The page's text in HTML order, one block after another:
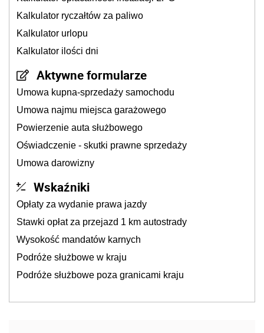
Kalkulator ryczałtów za paliwo
Kalkulator urlopu
Kalkulator ilości dni
Aktywne formularze
Umowa kupna-sprzedaży samochodu
Umowa najmu miejsca garażowego
Powierzenie auta służbowego
Oświadczenie - skutki prawne sprzedaży
Umowa darowizny
Wskaźniki
Opłaty za wydanie prawa jazdy
Stawki opłat za przejazd 1 km autostrady
Wysokość mandatów karnych
Podróże służbowe w kraju
Podróże służbowe poza granicami kraju